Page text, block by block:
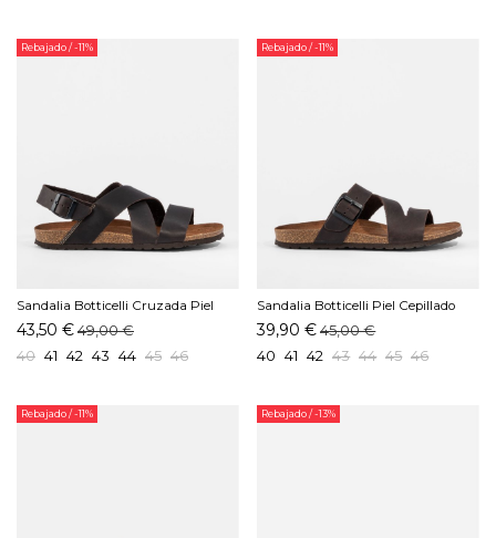
Rebajado/ -11%
Sandalia Botticelli Cruzada Piel
Cepillado Moka
43,50 €49,00 €
40 41 42 43 44 45 46
Rebajado/ -11%
Sandalia Botticelli Piel Cepillado
Moka
39,90 € 45,00 €
40 41 42 43 44 45 46
Rebajado/ -11% Rebajado/ -13%